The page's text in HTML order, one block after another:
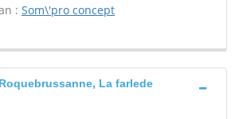
: Som\'pro concept
La farlede